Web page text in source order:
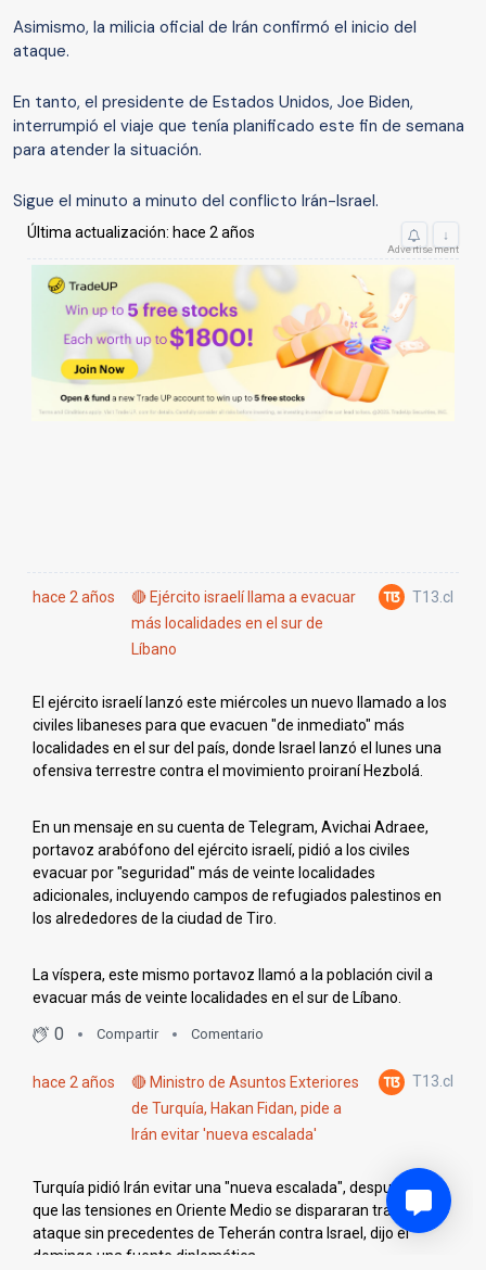
Asimismo, la milicia oficial de Irán confirmó el inicio del
ataque.
En tanto, el presidente de Estados Unidos, Joe Biden,
interrumpió el viaje que tenía planificado este fin de semana
para atender la situación.
Sigue el minuto a minuto del conflicto Irán-Israel.